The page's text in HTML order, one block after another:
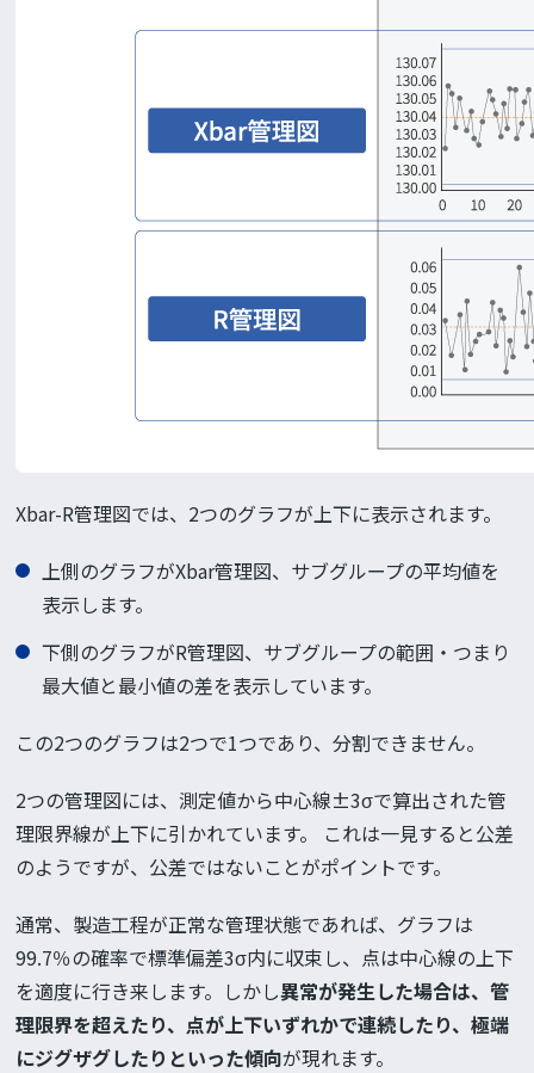
Xbar-R管理図では、2つのグラフが上下に表示されます。
上側のグラフがXbar管理図、サブグループの平均値を
表示します。
下側のグラフがR管理図、サブグループの範囲・つまり
最大値と最小値の差を表示しています。
この2つのグラフは2つで1つであり、分割できません。
2つの管理図には、測定値から中心線±3σで算出された管
理限界線が上下に引かれています。 これは一見すると公差
のようですが、公差ではないことがポイントです。
通常、製造工程が正常な管理状態であれば、グラフは
99.7％の確率で標準偏差3σ内に収束し、点は中心線の上下
を適度に行き来します。しかし異常が発生した場合は、管
理限界を超えたり、点が上下いずれかで連続したり、極端
にジグザグしたりといった傾向が現れます。